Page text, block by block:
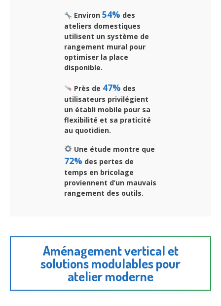
Environ 54% des
ateliers domestiques
utilisent un système de
rangement mural pour
optimiser la place
disponible.
Près de 47% des
utilisateurs privilégient
un établi mobile pour sa
flexibilité et sa praticité
au quotidien.
Une étude montre que
72% des pertes de
temps en bricolage
proviennent d’un mauvais
rangement des outils.
Aménagement vertical et
solutions modulables pour
atelier moderne